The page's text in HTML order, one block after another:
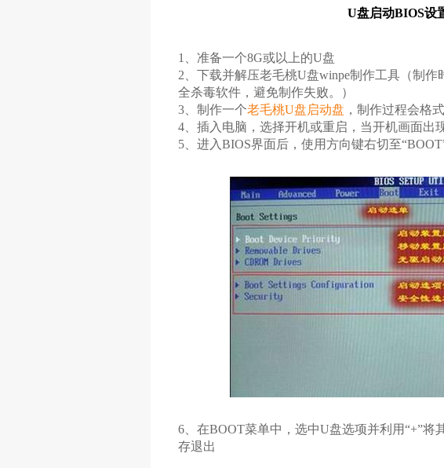
U盘启动BIOS设
1、准备一个8G或以上的U盘
2、下载并解压老毛桃U盘winpe制作工具（制
全杀毒软件，避免制作失败。）
3、制作一个老毛桃U盘启动盘 ，制作过程会格
4、插入电脑，选择开机或重启，当开机画面出
5、进入BIOS界面后，使用方向键右切至
6、在BOOT菜单中，选中U盘选项并利用“+”将
存退出